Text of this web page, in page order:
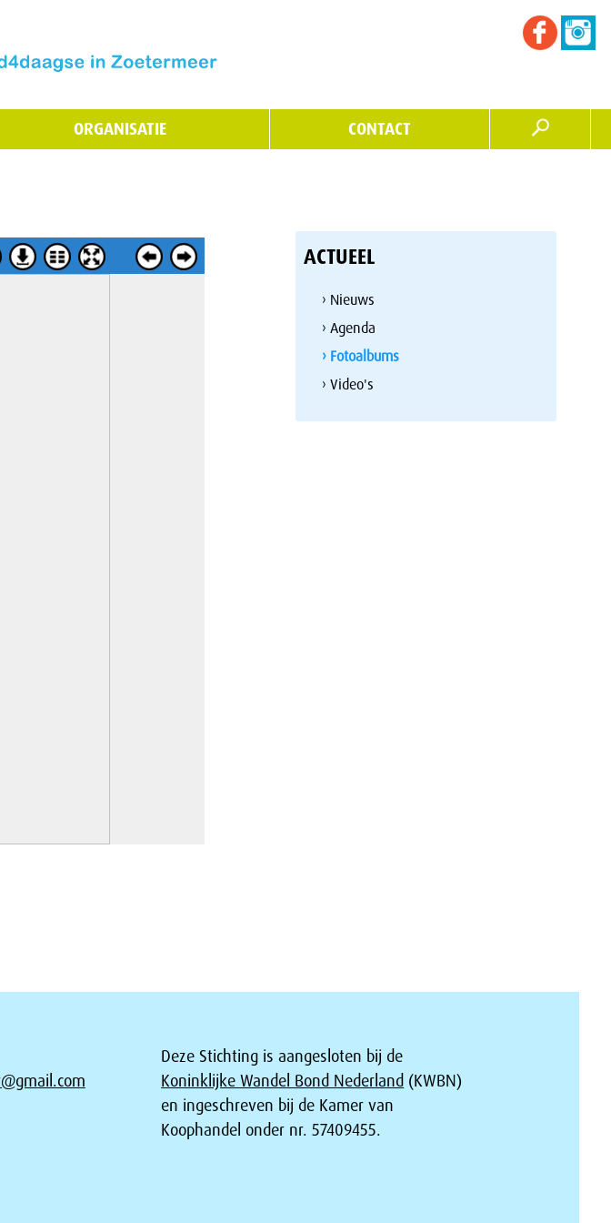
ORGANISATIE CONTACT
ACTUEEL
› Nieuws
› Agenda
› Fotoalbums
› Video's
Deze Stichting is aangesloten bij de
Koninklijke Wandel Bond Nederland (KWBN)
en ingeschreven bij de Kamer van
Koophandel onder nr. 57409455.